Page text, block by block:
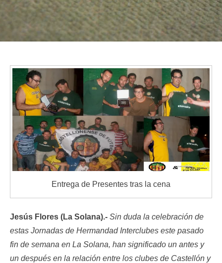
Entrega de Presentes tras la cena
Jesús Flores (La Solana).- Sin duda la celebración de
estas Jornadas de Hermandad Interclubes este pasado
fin de semana en La Solana, han significado un antes y
un después en la relación entre los clubes de Castellón y